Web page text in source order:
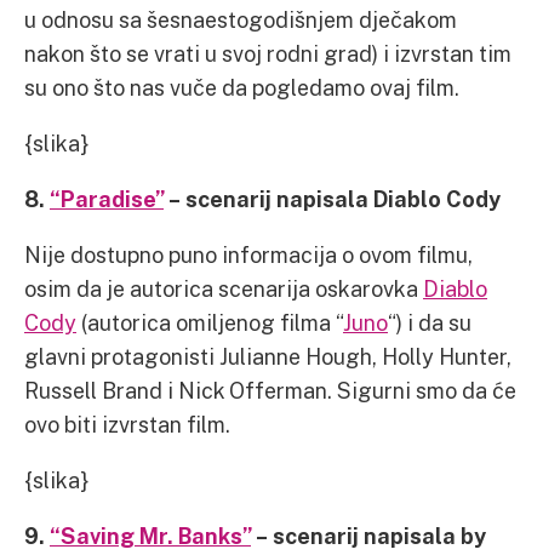
u odnosu sa šesnaestogodišnjem dječakom
nakon što se vrati u svoj rodni grad) i izvrstan tim
su ono što nas vuče da pogledamo ovaj film.
{slika}
8. “Paradise”– scenarij napisala Diablo Cody
Nije dostupno puno informacija o ovom filmu,
osim da je autorica scenarija oskarovka Diablo
Cody (autorica omiljenog filma “Juno“) i da su
glavni protagonisti Julianne Hough, Holly Hunter,
Russell Brand i Nick Offerman. Sigurni smo da će
ovo biti izvrstan film.
{slika}
9. “Saving Mr. Banks”– scenarij napisala by